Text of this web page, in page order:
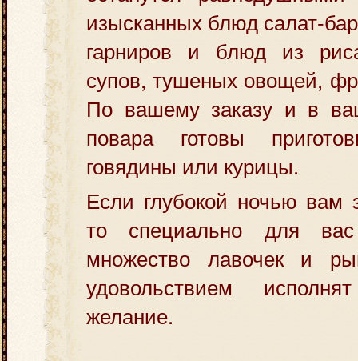
изысканных блюд салат-
гарниров и блюд из
супов, тушеных овощей,
По вашему заказу и в
повара готовы
говядины или курицы.
Если глубокой ночью вам
то специально для
множество лавочек и
удовольствием
желание.